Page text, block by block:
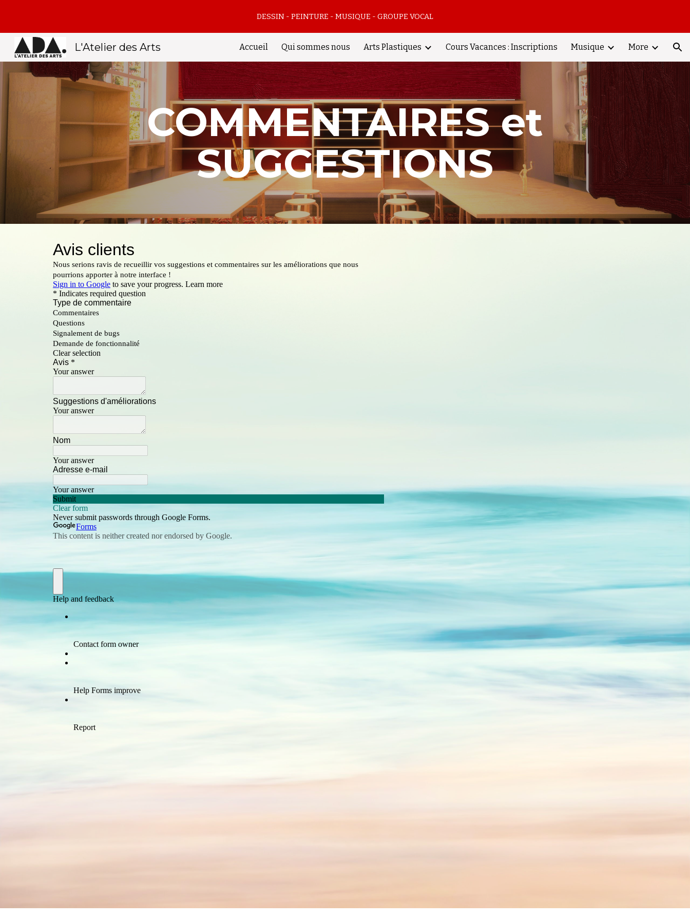
Skip to main content Skip to navigation
DESSIN - PEINTURE - MUSIQUE - GROUPE VOCAL
L'Atelier des Arts Accueil Qui sommes nous Arts Plastiques Cours Vacances : Inscriptions Musique More
COMMENTAIRES et
SUGGESTIONS